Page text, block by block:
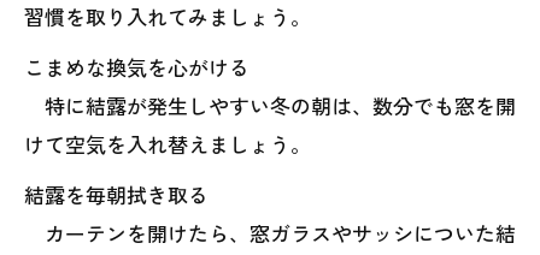
習慣を取り入れてみましょう。
こまめな換気を心がける
特に結露が発生しやすい冬の朝は、数分でも窓を開
けて空気を入れ替えましょう。
結露を毎朝拭き取る
カーテンを開けたら、窓ガラスやサッシについた結